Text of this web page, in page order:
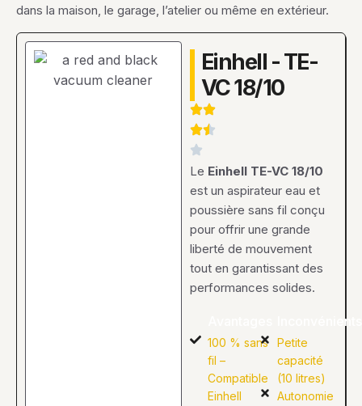
dans la maison, le garage, l’atelier ou même en extérieur.
Einhell - TE-
VC 18/10
Le Einhell TE-VC 18/10
est un aspirateur eau et
poussière sans fil conçu
pour offrir une grande
liberté de mouvement
tout en garantissant des
performances solides.
100 % sans
fil –
Compatible
Einhell
Inconvénients
Petite
capacité
(10 litres)
Autonomie